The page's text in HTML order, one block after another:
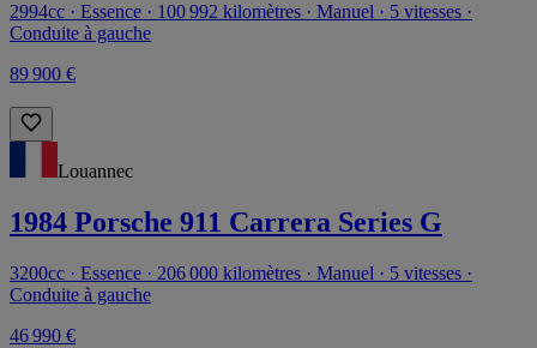
2994cc · Essence · 100 992 kilomètres · Manuel · 5 vitesses ·
Conduite à gauche
89 900 €
Louannec
1984 Porsche 911 Carrera Series G
3200cc · Essence · 206 000 kilomètres · Manuel · 5 vitesses ·
Conduite à gauche
46 990 €